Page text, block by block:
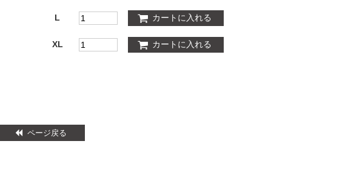
L
XL
ページ戻る